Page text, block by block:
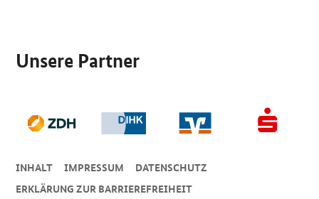
Unsere Partner
INHALT IMPRESSUM
DA­TEN­SCHUTZ
ERKLÄRUNG ZUR BARRIEREFREIHEIT